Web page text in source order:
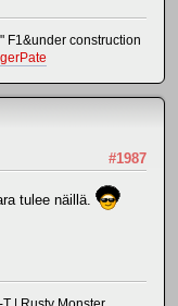
F1&under construction
#1987
tulee näillä.